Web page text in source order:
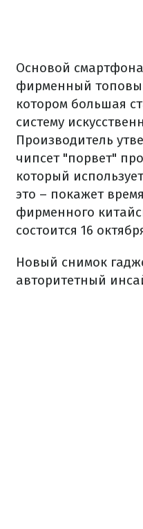
Основой
фирменный
котором большая
систему
Производитель
чипсет "порвет"
который
это – покажет
фирменного
состоится 16
Новый снимок
авторитетный